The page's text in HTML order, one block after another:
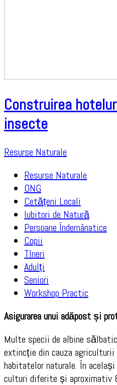
Construirea
insecte
Resurse Naturale
Resurse Naturale
ONG
Cetățeni Locali
Iubitori de Natură
Persoane Îndemânatice
Copii
TIneri
Adulți
Seniori
Workshop Practic
Asigurarea unui adăpost și
Multe specii de albine
extincție din cauza
habitatelor naturale. În
culturi diferite și aproximativ